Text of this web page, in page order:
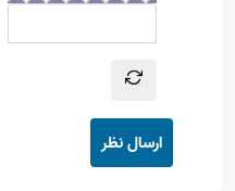
ارسال نظر